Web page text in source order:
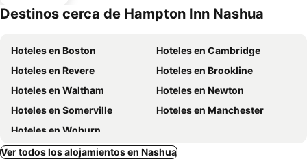
Destinos cerca de Hampton Inn Nashua
Hoteles en Boston
Hoteles en Cambridge
Hoteles en Revere
Hoteles en Brookline
Hoteles en Waltham
Hoteles en Newton
Hoteles en Somerville
Hoteles en Manchester
Hoteles en Woburn
Ver todos los alojamientos en Nashua